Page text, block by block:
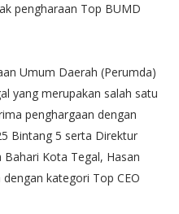
pengharaan Top BUMD
Umum Daerah (Perumda)
yang merupakan salah satu
penghargaan dengan
Bintang 5 serta Direktur
Kota Tegal, Hasan
kategori Top CEO